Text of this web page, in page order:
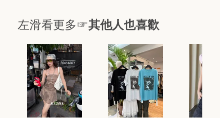
左滑看更多☞其他人也喜歡